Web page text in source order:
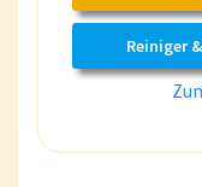
Reiniger